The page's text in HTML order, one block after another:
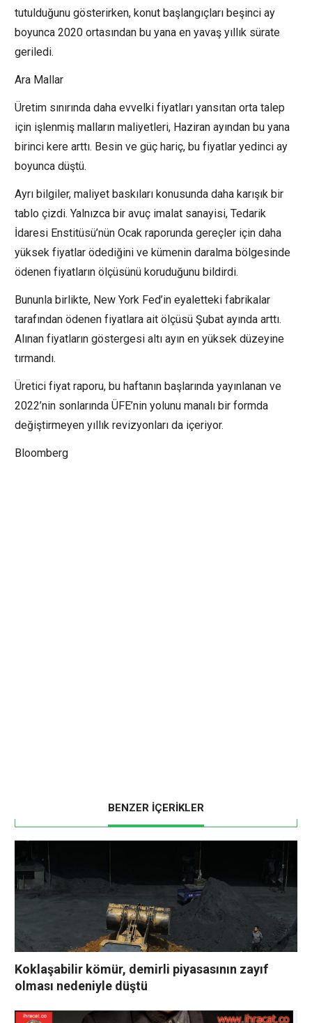
tutulduğunu gösterirken, konut başlangıçları beşinci ay
boyunca 2020 ortasından bu yana en yavaş yıllık sürate
geriledi.
Ara Mallar
Üretim sınırında daha evvelki fiyatları yansıtan orta talep
için işlenmiş malların maliyetleri, Haziran ayından bu yana
birinci kere arttı. Besin ve güç hariç, bu fiyatlar yedinci ay
boyunca düştü.
Ayrı bilgiler, maliyet baskıları konusunda daha karışık bir
tablo çizdi. Yalnızca bir avuç imalat sanayisi, Tedarik
İdaresi Enstitüsü’nün Ocak raporunda gereçler için daha
yüksek fiyatlar ödediğini ve kümenin daralma bölgesinde
ödenen fiyatların ölçüsünü koruduğunu bildirdi.
Bununla birlikte, New York Fed’in eyaletteki fabrikalar
tarafından ödenen fiyatlara ait ölçüsü Şubat ayında arttı.
Alınan fiyatların göstergesi altı ayın en yüksek düzeyine
tırmandı.
Üretici fiyat raporu, bu haftanın başlarında yayınlanan ve
2022’nin sonlarında ÜFE’nin yolunu manalı bir formda
değiştirmeyen yıllık revizyonları da içeriyor.
Bloomberg
BENZER İÇERİKLER
Koklaşabilir kömür, demirli piyasasının zayıf
olması nedeniyle düştü